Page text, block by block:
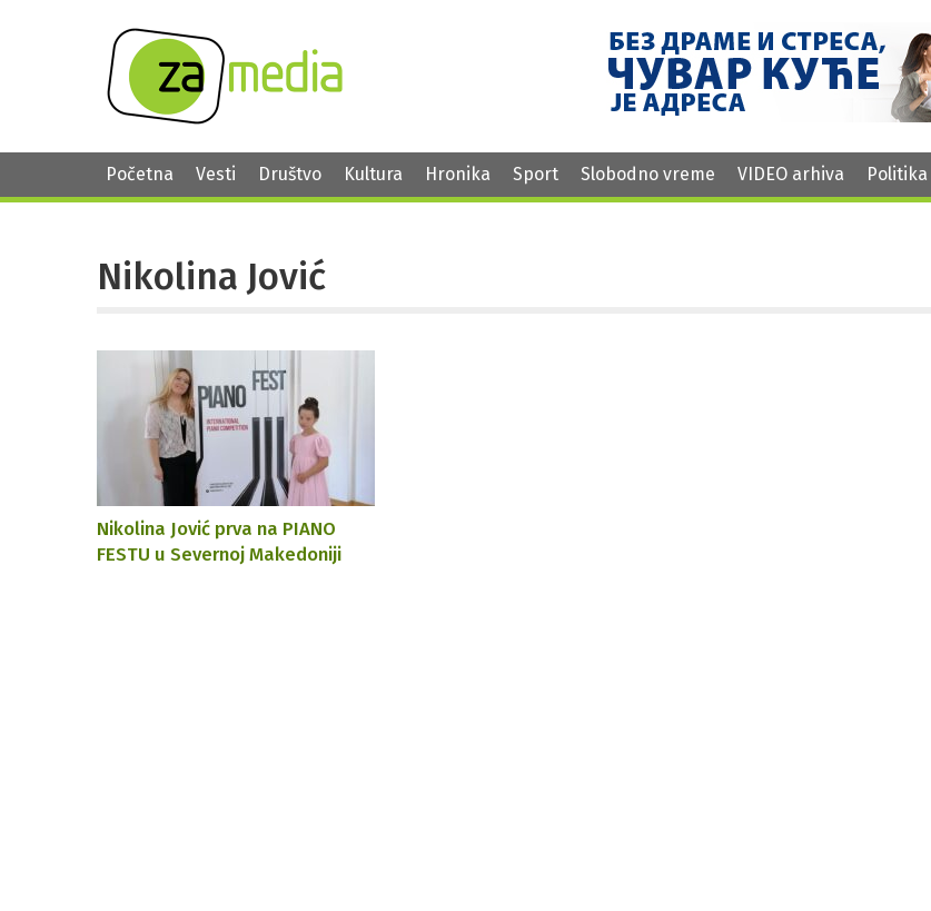
Početna Vesti Društvo Kultura Hronika Sport Slobodno vreme VIDEO arhiva Politika
Nikolina Jović
Nikolina Jović prva na PIANO
FESTU u Severnoj Makedoniji